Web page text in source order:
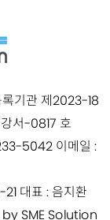
기관 제2023-18
서-0817 호
5042 이메일 :
대표 : 음지환
SME Solution